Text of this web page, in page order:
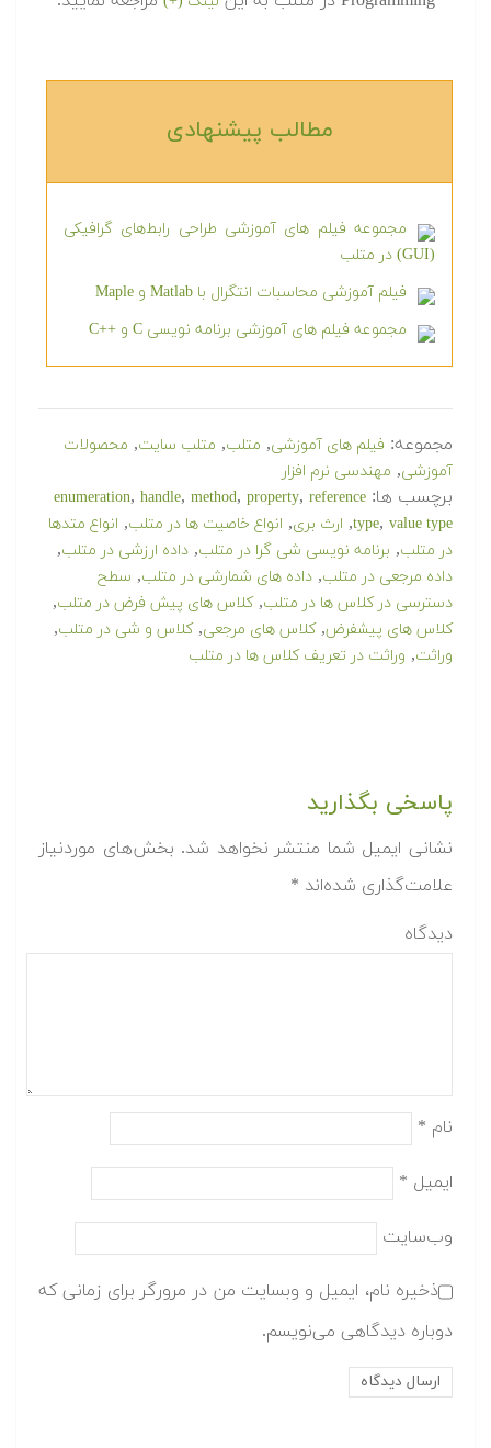
مطالب پیشنهادی‎
مجموعه فیلم های آموزشی طراحی رابط‌های گرافیکی
(GUI) در متلب
فیلم آموزشی محاسبات انتگرال با Matlab و Maple
مجموعه فیلم های آموزشی برنامه نویسی C و ++C
مجموعه: فیلم های آموزشی, متلب, متلب سایت, محصولات
آموزشی, مهندسی نرم افزار
برچسب ها: enumeration, handle, method, property, reference
type, value type
, ارث بری, انواع خاصیت ها در متلب, انواع متدها
در متلب, برنامه نویسی شی گرا در متلب, داده ارزشی در متلب,
داده مرجعی در متلب, داده های شمارشی در متلب, سطح
دسترسی در کلاس ها در متلب,کلاس های پیش فرض در متلب,
کلاس های پیشفرض,کلاس های مرجعی,کلاس و شی در متلب,
وراثت, وراثت در تعریف کلاس ها در متلب
پاسخی بگذارید
نشانی ایمیل شما منتشر نخواهد شد. بخش‌های موردنیاز
علامت‌گذاری شده‌اند *
دیدگاه
نام *
ایمیل *
وب‌سایت
ذخیره نام، ایمیل و وبسایت من در مرورگر برای زمانی که
دوباره دیدگاهی می‌نویسم.